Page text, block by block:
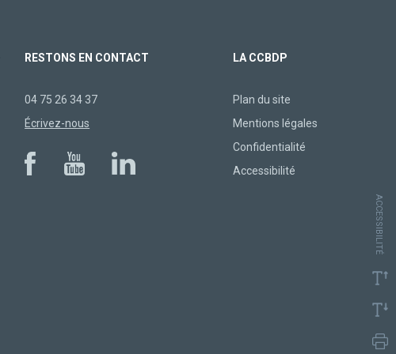
RESTONS EN CONTACT
04 75 26 34 37
Écrivez-nous
LA CCBDP
Plan du site
Mentions légales
Confidentialité
Accessibilité
ACCESSIBILITÉ